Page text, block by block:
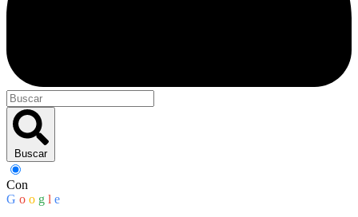
Buscar
Con
G o o g l e